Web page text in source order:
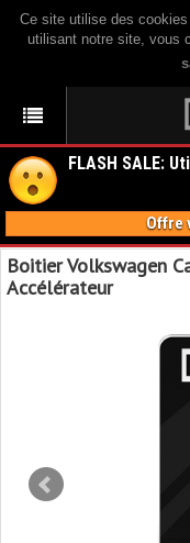
Ce site utilise des
utilisant notre site, vous
FLASH SALE:
Offre
Boitier Volkswagen
Accélérateur